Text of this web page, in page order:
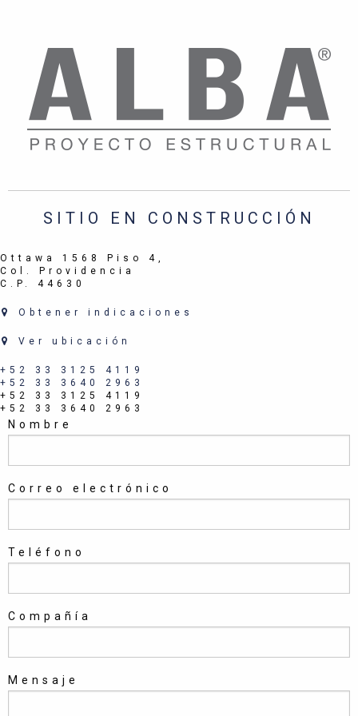
SITIO EN CONSTRUCCIÓN
Ottawa 1568 Piso 4,
Col. Providencia
C.P. 44630
Obtener indicaciones
Ver ubicación
+52 33 3125 4119
+52 33 3640 2963
+52 33 3125 4119
+52 33 3640 2963
Nombre
Correo electrónico
Teléfono
Compañía
Mensaje